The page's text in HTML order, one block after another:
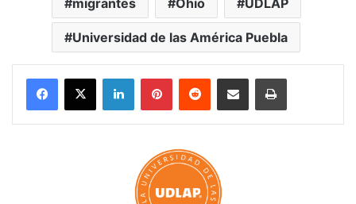
migrantes Ohio UDLAP
Universidad de las América Puebla
LinkedInPinterestReddit Share via Email Print